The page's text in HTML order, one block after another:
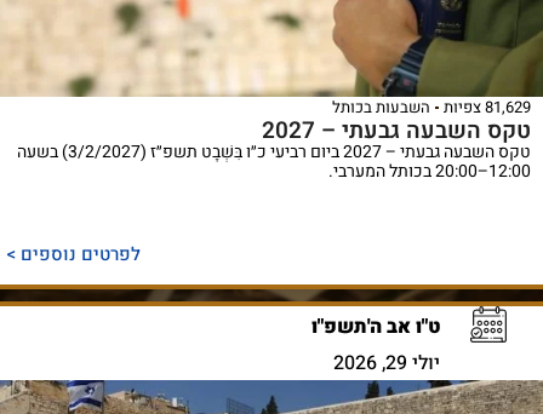
81,629 צפיות השבעות בכותל
טקס השבעה גבעתי – 2027
טקס השבעה גבעתי – 2027 ביום רביעי כ״ו בִּשְׁבָט תשפ״ז (3/2/2027) בשעה
12:00–20:00 בכותל המערבי.
לפרטים נוספים >
ט"ו אב ה'תשפ"ו
יולי 29, 2026